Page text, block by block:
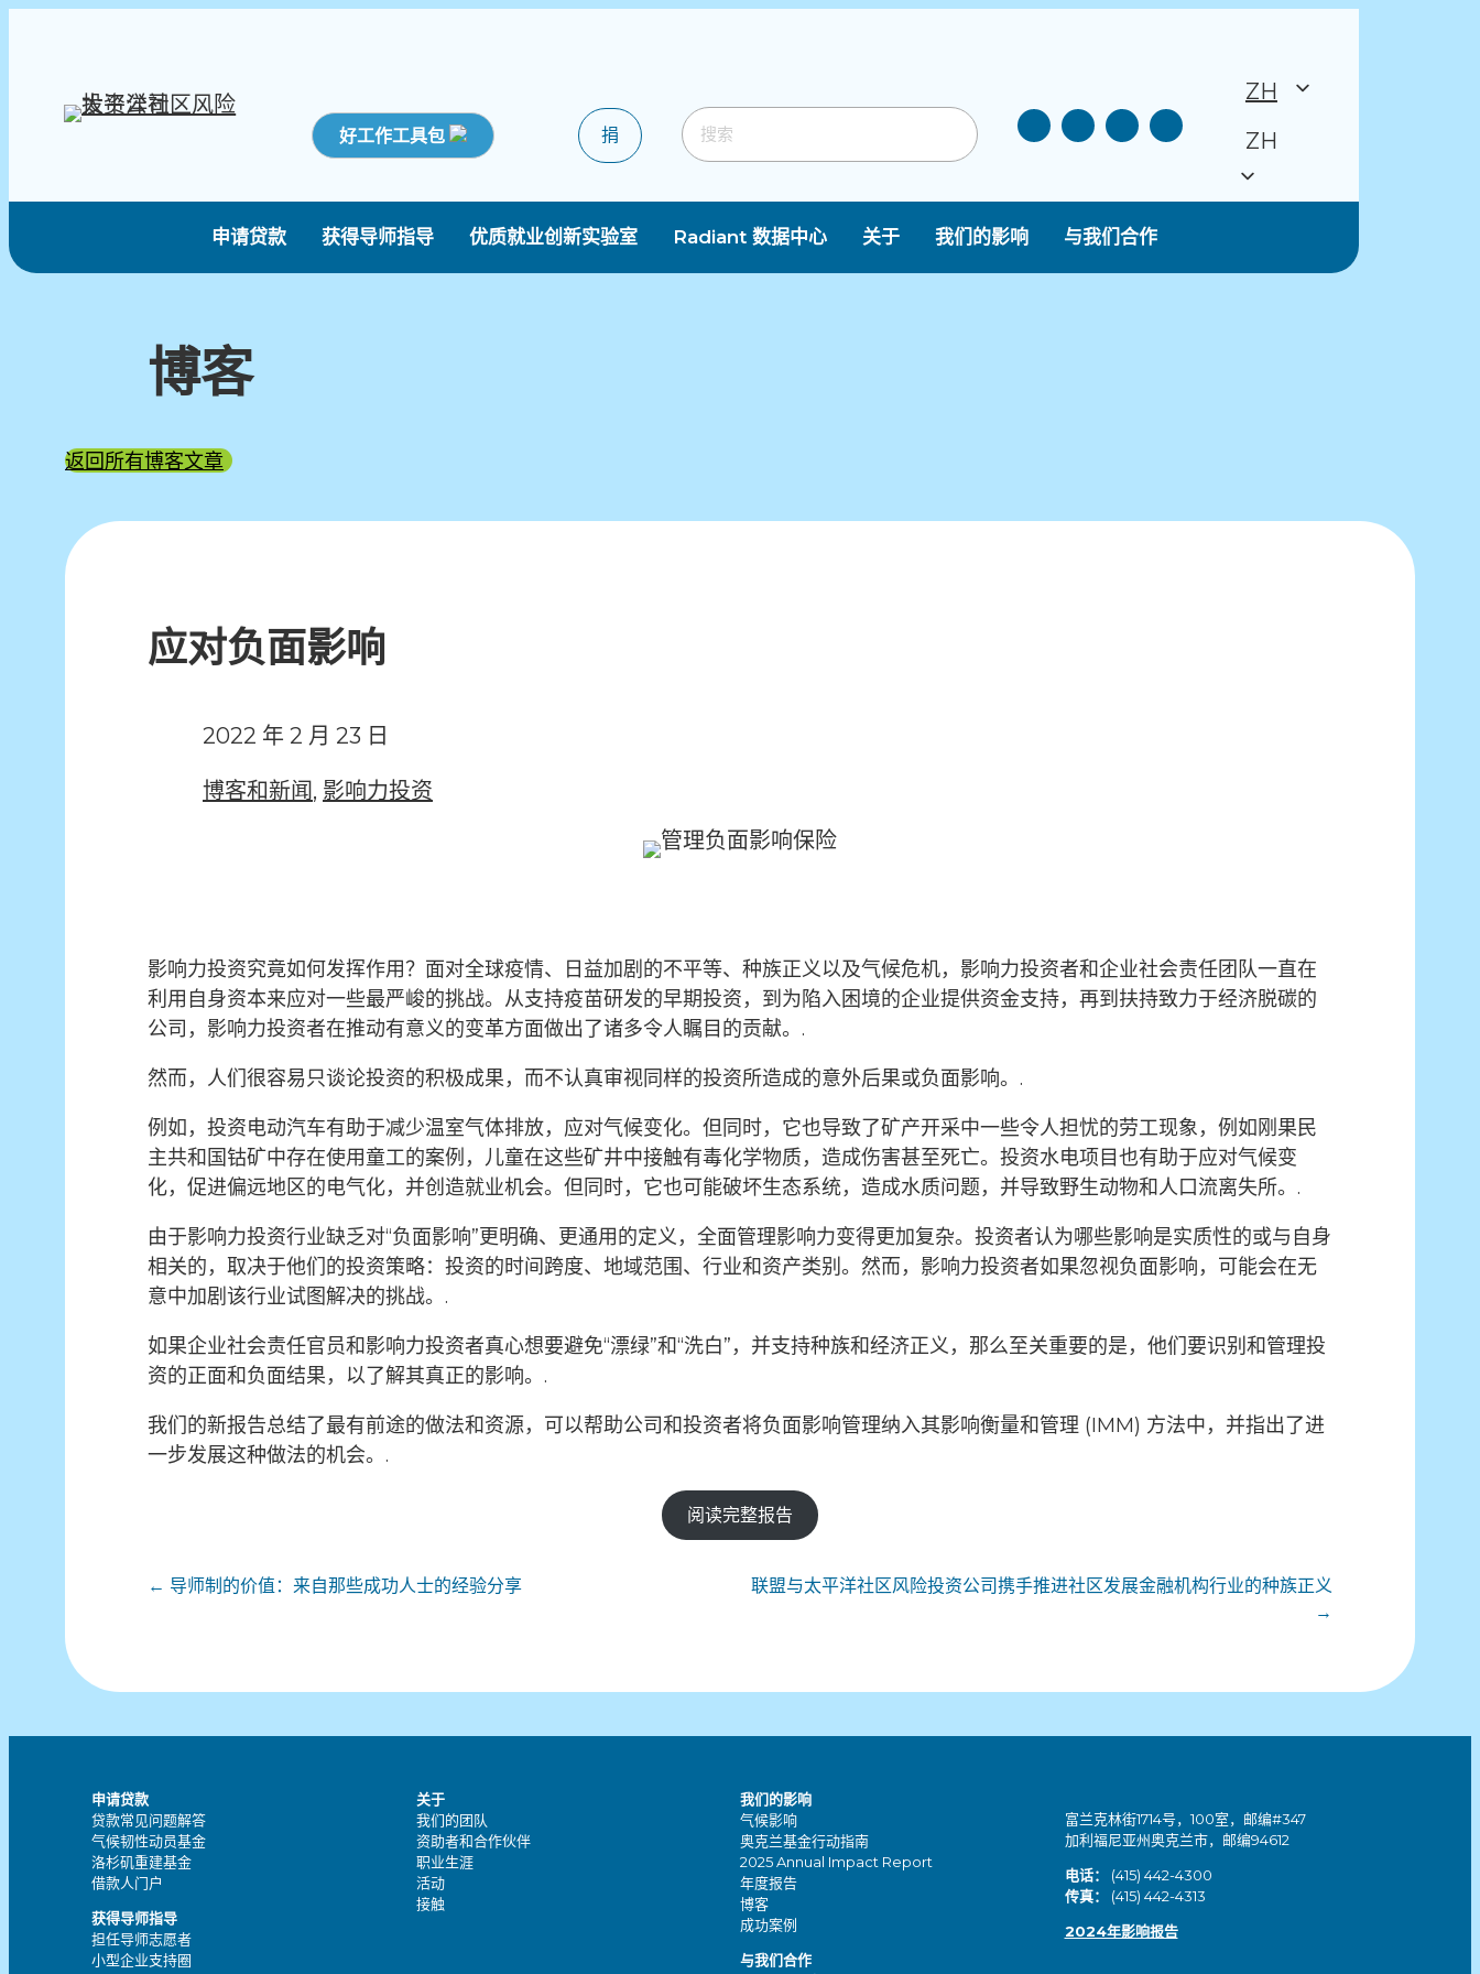
好工作工具包 捐
ZH
ZH
申请贷款 获得导师指导 优质就业创新实验室 Radiant 数据中心 关于 我们的影响 与我们合作
博客
返回所有博客文章
应对负面影响
2022 年 2 月 23 日
博客和新闻, 影响力投资
影响力投资究竟如何发挥作用？面对全球疫情、日益加剧的不平等、种族正义以及气候危机，影响力投资者和企业社会责任团队一直在
利用自身资本来应对一些最严峻的挑战。从支持疫苗研发的早期投资，到为陷入困境的企业提供资金支持，再到扶持致力于经济脱碳的
公司，影响力投资者在推动有意义的变革方面做出了诸多令人瞩目的贡献。.
然而，人们很容易只谈论投资的积极成果，而不认真审视同样的投资所造成的意外后果或负面影响。.
例如，投资电动汽车有助于减少温室气体排放，应对气候变化。但同时，它也导致了矿产开采中一些令人担忧的劳工现象，例如刚果民
主共和国钴矿中存在使用童工的案例，儿童在这些矿井中接触有毒化学物质，造成伤害甚至死亡。投资水电项目也有助于应对气候变
化，促进偏远地区的电气化，并创造就业机会。但同时，它也可能破坏生态系统，造成水质问题，并导致野生动物和人口流离失所。.
由于影响力投资行业缺乏对“负面影响”更明确、更通用的定义，全面管理影响力变得更加复杂。投资者认为哪些影响是实质性的或与自身
相关的，取决于他们的投资策略：投资的时间跨度、地域范围、行业和资产类别。然而，影响力投资者如果忽视负面影响，可能会在无
意中加剧该行业试图解决的挑战。.
如果企业社会责任官员和影响力投资者真心想要避免“漂绿”和“洗白”，并支持种族和经济正义，那么至关重要的是，他们要识别和管理投
资的正面和负面结果，以了解其真正的影响。.
我们的新报告总结了最有前途的做法和资源，可以帮助公司和投资者将负面影响管理纳入其影响衡量和管理 (IMM) 方法中，并指出了进
一步发展这种做法的机会。.
阅读完整报告
文
← 导师制的价值：来自那些成功人士的经验分享
联盟与太平洋社区风险投资公司携手推进社区发展金融机构行业的种族正义
→
申请贷款
贷款常见问题解答
气候韧性动员基金
洛杉矶重建基金
借款人门户
获得导师指导
担任导师志愿者
小型企业支持圈
关于
我们的团队
资助者和合作伙伴
职业生涯
活动
接触
我们的影响
气候影响
奥克兰基金行动指南
2025 Annual Impact Report
年度报告
博客
成功案例
与我们合作
富兰克林街1714号，100室，邮编#347
加利福尼亚州奥克兰市，邮编94612
电话：
(415) 442-4300
传真：
(415) 442-4313
2024年影响报告